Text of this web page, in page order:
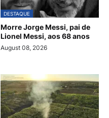
DESTAQUE
Morre Jorge Messi, pai de
Lionel Messi, aos 68 anos
August 08, 2026